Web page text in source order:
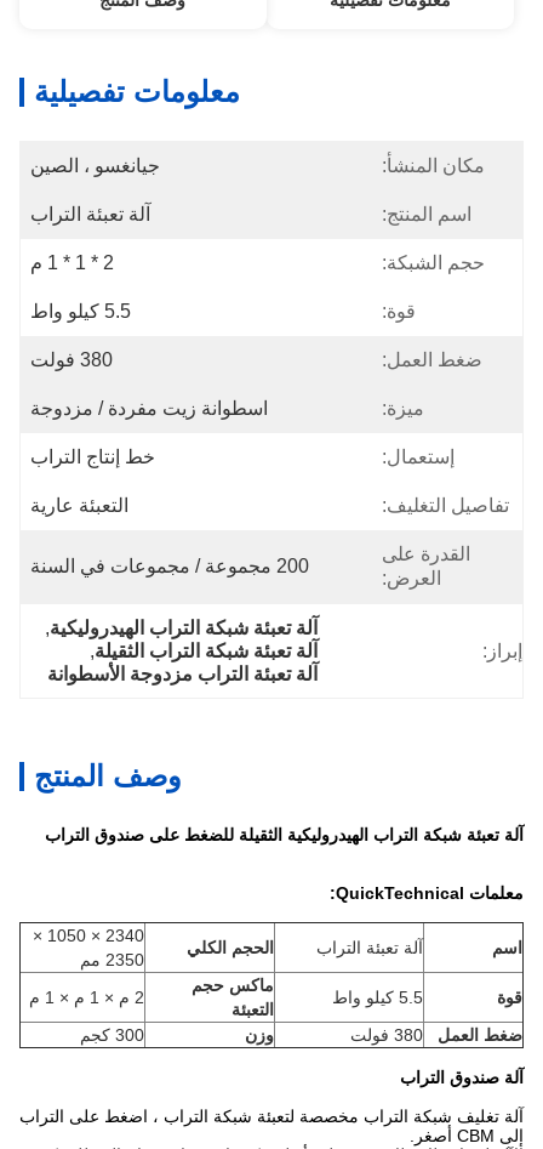
معلومات تفصيلية
مكان المنشأ: جيانغسو ، الصين
اسم المنتج: آلة تعبئة التراب
حجم الشبكة: 2 * 1 * 1 م
قوة: 5.5 كيلو واط
ضغط العمل: 380 فولت
ميزة: اسطوانة زيت مفردة / مزدوجة
إستعمال: خط إنتاج التراب
تفاصيل التغليف: التعبئة عارية
القدرة على
العرض:
200 مجموعة / مجموعات في السنة
إبراز:
آلة تعبئة شبكة التراب الهيدروليكية,
آلة تعبئة شبكة التراب الثقيلة,
آلة تعبئة التراب مزدوجة الأسطوانة
وصف المنتج
آلة تعبئة شبكة التراب الهيدروليكية الثقيلة للضغط على صندوق التراب
معلمات QuickTechnical:
اسم آلة تعبئة التراب الحجم الكلي
2340 × 1050 ×
2350 مم
قوة
5.5 كيلو واط
ماكس حجم
التعبئة
ضغط العمل
380 فولت وزن 300 كجم
آلة صندوق التراب
آلة تغليف شبكة التراب مخصصة لتعبئة شبكة التراب ، اضغط على التراب
إلى CBM أصغر.